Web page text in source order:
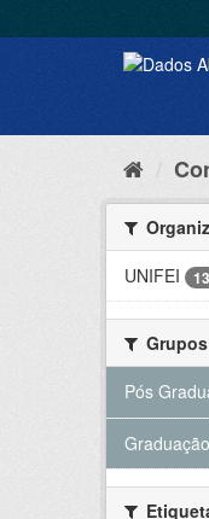
UNIFEI
13
Grupos
Pós
Graduação